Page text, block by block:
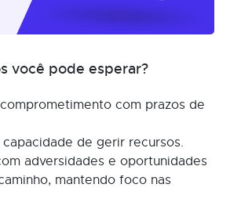
você pode esperar?
com prazos de
de gerir recursos.
adversidades e oportunidades
mantendo foco nas